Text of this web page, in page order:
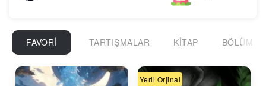
FAVORI TARTIŞMALAR KITAP BÖLÜM
Yerli Orjinal